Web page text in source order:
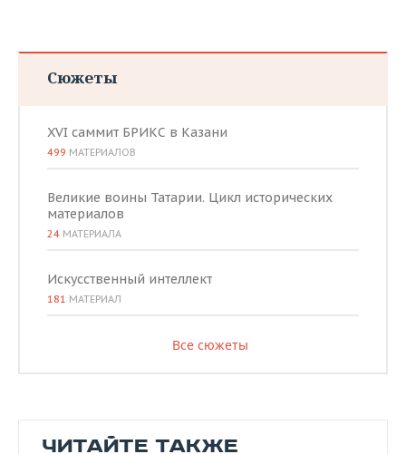
Сюжеты
XVI саммит БРИКС в Казани
499 МАТЕРИАЛОВ
Великие воины Татарии. Цикл исторических
материалов
24 МАТЕРИАЛА
Искусственный интеллект
181 МАТЕРИАЛ
Все сюжеты
ЧИТАЙТЕ ТАКЖЕ